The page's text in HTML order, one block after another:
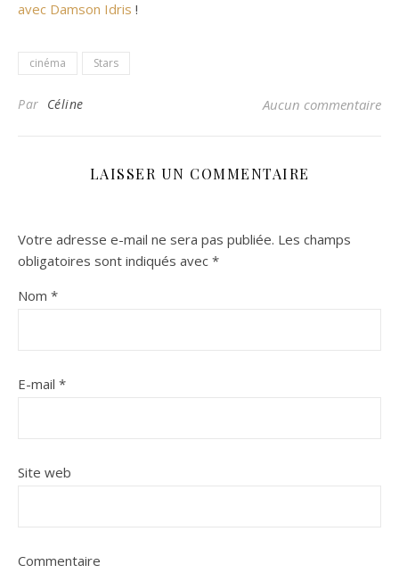
avec Damson Idris !
cinéma Stars
Par Céline Aucun commentaire
LAISSER UN COMMENTAIRE
Votre adresse e-mail ne sera pas publiée. Les champs
obligatoires sont indiqués avec *
Nom *
E-mail *
Site web
Commentaire